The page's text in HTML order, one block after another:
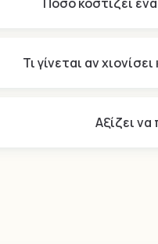
Τι γίνεται αν
Αξίζει